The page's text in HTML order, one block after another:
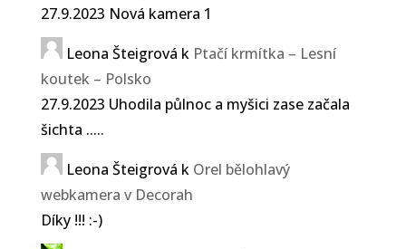
27.9.2023 Nová kamera 1
Leona Šteigrová k Ptačí krmítka – Lesní
koutek – Polsko
27.9.2023 Uhodila půlnoc a myšici zase začala
šichta .....
Leona Šteigrová k Orel bělohlavý
webkamera v Decorah
Díky !!! :-)